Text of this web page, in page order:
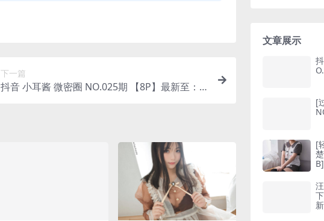
下一篇
抖音 小耳酱 微密圈 NO.025期 【8P】最新至：2
文章展示
[
[
B]